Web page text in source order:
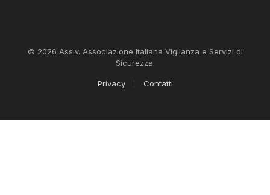
© 2026 Assiv. Associazione Italiana Vigilanza e Servizi di
Sicurezza.
Privacy Contatti